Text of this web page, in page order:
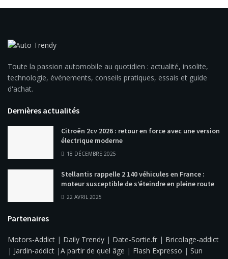
Toute la passion automobile au quotidien : actualité, insolite,
technologie, événements, conseils pratiques, essais et guide
d'achat.
Dernières actualités
Citroën 2cv 2026 : retour en force avec une version
électrique moderne
18 DÉCEMBRE 2025
Stellantis rappelle 2 140 véhicules en France :
moteur susceptible de s’éteindre en pleine route
22 AVRIL 2025
Partenaires
Motors-Addict | Daily Trendy | Date-Sortie.fr | Bricolage-addict
| Jardin-addict |A partir de quel âge | Flash Expresso | Sun